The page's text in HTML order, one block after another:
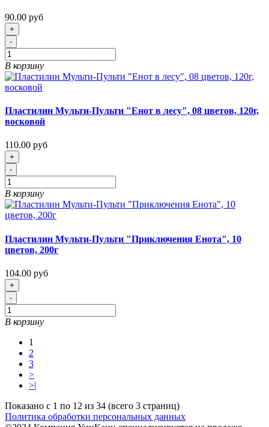
90.00 руб
+
-
В корзину
Пластилин Мульти-Пульти "Енот в лесу", 08 цветов, 120г,
восковой
110.00 руб
+
-
В корзину
Пластилин Мульти-Пульти "Приключения Енота", 10
цветов, 200г
104.00 руб
+
-
В корзину
1
2
3
>
>|
Показано с 1 по 12 из 34 (всего 3 страниц)
Политика обработки персональных данных